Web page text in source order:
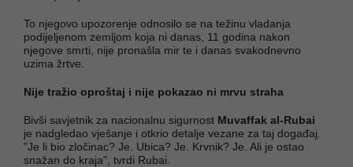
To njegovo upozorenje odnosilo se na težinu vladanja
podijeljenom zemljom koja ni danas, 11 godina nakon
njegove smrti, nije pronašla mir te i danas svakodnevno
uzima žrtve.
Nije tražio oproštaj i nije pokazao ni mrvu straha
Bivši savjetnik za nacionalnu sigurnost Muvaffak al-Rubai
je nadgledao vješanje i otkrio detalje vezane za taj događaj.
"Je li bio zločinac? Je. Ubica? Je. Krvnik? Je. Ali je ostao
snažan do kraja", tvrdi Rubai.